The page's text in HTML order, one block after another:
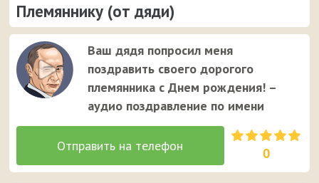
Племяннику (от дяди)
Ваш дядя попросил меня
поздравить своего дорогого
племянника с Днем рождения! –
аудио поздравление по имени
0